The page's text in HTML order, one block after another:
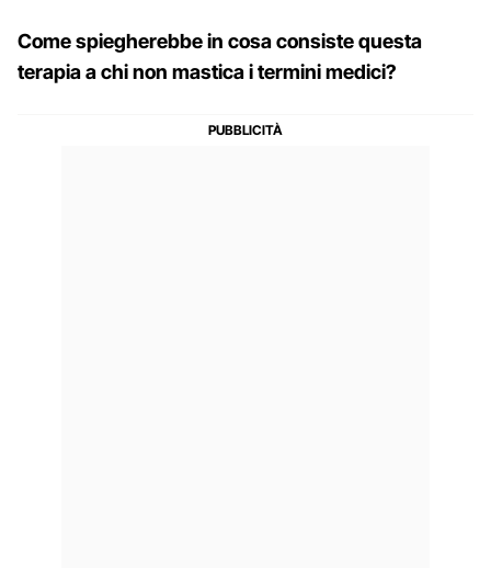
Come spiegherebbe in cosa consiste questa
terapia a chi non mastica i termini medici?